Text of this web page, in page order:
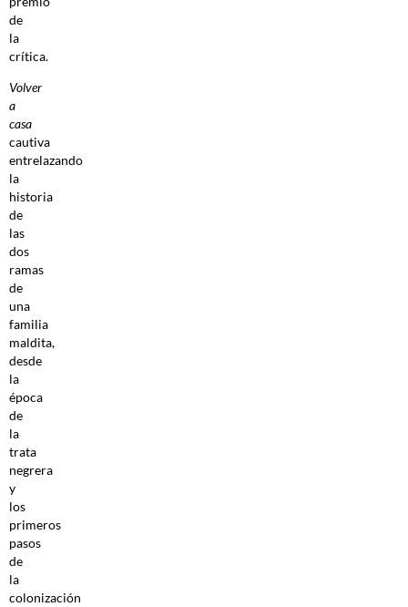
de
la
crítica.
Volver
a
casa
cautiva
entrelazando
la
historia
de
las
dos
ramas
de
una
familia
maldita,
desde
la
época
de
la
trata
negrera
y
los
primeros
pasos
de
la
colonización